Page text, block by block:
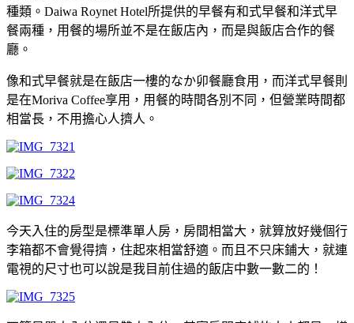
種類。Daiwa Roynet Hotel所提供的早餐有和式早餐和洋式早
餐兩種，用餐的場所並不是在飯店內，而是與飯店合作的餐
廳。
像和式早餐就是在飯店一樓的なか卯餐廳食用，而洋式早餐則
是在Moriva Coffee享用，用餐的時間各別不同，但營業時間都
相當長，不用擔心人擠人。
今天入住的房型是標準單人房，房間相當大，就算放好幾個行
李箱都不會覺得擠，住起來相當舒適。而且不只床鋪大，就連
電視的尺寸也可以說是我目前住過的飯店中數一數二的！